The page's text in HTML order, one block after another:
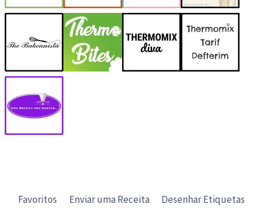
Favoritos Enviar uma Receita
Desenhar Etiquetas